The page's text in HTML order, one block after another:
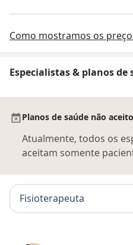
Como mostramos os
Especialistas & planos de
Planos de saúde não
Atualmente, todos os
aceitam somente
Fisioterapeuta